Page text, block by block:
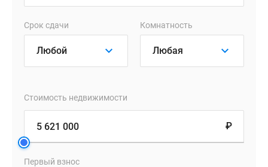
Срок сдачи Комнатность
Стоимость недвижимости
₽
Первый взнос